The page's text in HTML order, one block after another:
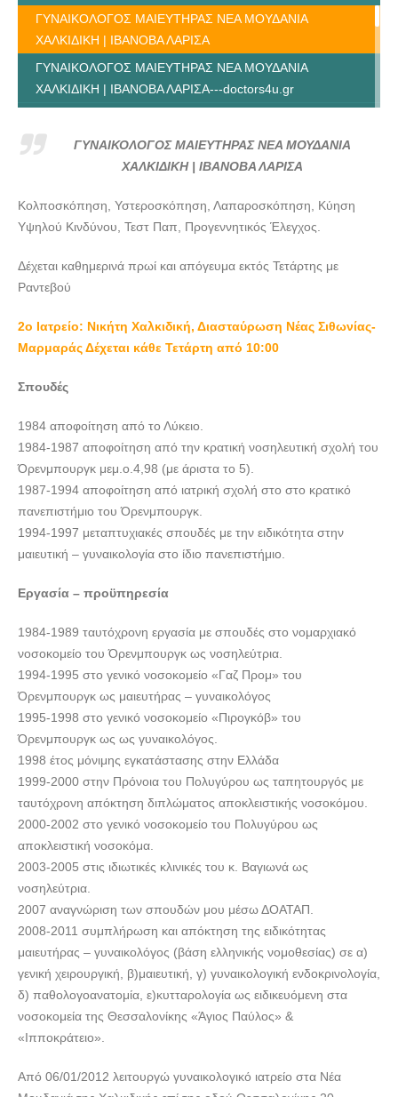
ΓΥΝΑΙΚΟΛΟΓΟΣ ΜΑΙΕΥΤΗΡΑΣ ΝΕΑ ΜΟΥΔΑΝΙΑ
ΧΑΛΚΙΔΙΚΗ | ΙΒΑΝΟΒΑ ΛΑΡΙΣΑ
ΓΥΝΑΙΚΟΛΟΓΟΣ ΜΑΙΕΥΤΗΡΑΣ ΝΕΑ ΜΟΥΔΑΝΙΑ
ΧΑΛΚΙΔΙΚΗ | ΙΒΑΝΟΒΑ ΛΑΡΙΣΑ---doctors4u.gr
ΧΑΛΚΙΔΙΚΗ | ΙΒΑΝΟΒΑ ΛΑΡΙΣΑ---doctors4u.gr
ΓΥΝΑΙΚΟΛΟΓΟΣ ΜΑΙΕΥΤΗΡΑΣ ΝΕΑ ΜΟΥΔΑΝΙΑ
ΓΥΝΑΙΚΟΛΟΓΟΣ ΜΑΙΕΥΤΗΡΑΣ ΝΕΑ ΜΟΥΔΑΝΙΑ
ΧΑΛΚΙΔΙΚΗ | ΙΒΑΝΟΒΑ ΛΑΡΙΣΑ---doctors4u.gr
ΓΥΝΑΙΚΟΛΟΓΟΣ ΜΑΙΕΥΤΗΡΑΣ ΝΕΑ ΜΟΥΔΑΝΙΑ
ΧΑΛΚΙΔΙΚΗ | ΙΒΑΝΟΒΑ ΛΑΡΙΣΑ---doctors4u.gr
ΧΑΛΚΙΔΙΚΗ | ΙΒΑΝΟΒΑ ΛΑΡΙΣΑ---doctors4u.gr
ΧΑΛΚΙΔΙΚΗ | ΙΒΑΝΟΒΑ ΛΑΡΙΣΑ---doctors4u.gr
ΧΑΛΚΙΔΙΚΗ | ΙΒΑΝΟΒΑ ΛΑΡΙΣΑ---doctors4u.gr
ΓΥΝΑΙΚΟΛΟΓΟΣ ΜΑΙΕΥΤΗΡΑΣ ΝΕΑ ΜΟΥΔΑΝΙΑ
ΧΑΛΚΙΔΙΚΗ | ΙΒΑΝΟΒΑ ΛΑΡΙΣΑ---doctors4u.gr
ΓΥΝΑΙΚΟΛΟΓΟΣ ΜΑΙΕΥΤΗΡΑΣ ΝΕΑ ΜΟΥΔΑΝΙΑ
ΧΑΛΚΙΔΙΚΗ | ΙΒΑΝΟΒΑ ΛΑΡΙΣΑ
Κολποσκόπηση, Υστεροσκόπηση, Λαπαροσκόπηση, Κύηση
Υψηλού Κινδύνου, Τεστ Παπ, Προγεννητικός Έλεγχος.
Δέχεται καθημερινά πρωί και απόγευμα εκτός Τετάρτης με
Ραντεβού
2o Ιατρείο: Νικήτη Χαλκιδική, Διασταύρωση Νέας Σιθωνίας-
Μαρμαράς Δέχεται κάθε Τετάρτη από 10:00
Σπουδές
1984 αποφοίτηση από το Λύκειο.
1984-1987 αποφοίτηση από την κρατική νοσηλευτική σχολή του
Όρενμπουργκ μεμ.ο.4,98 (με άριστα το 5).
1987-1994 αποφοίτηση από ιατρική σχολή στο στο κρατικό
πανεπιστήμιο του Όρενμπουργκ.
1994-1997 μεταπτυχιακές σπουδές με την ειδικότητα στην
μαιευτική – γυναικολογία στο ίδιο πανεπιστήμιο.
Εργασία – προϋπηρεσία
1984-1989 ταυτόχρονη εργασία με σπουδές στο νομαρχιακό
νοσοκομείο του Όρενμπουργκ ως νοσηλεύτρια.
1994-1995 στο γενικό νοσοκομείο «Γαζ Προμ» του
Όρενμπουργκ ως μαιευτήρας – γυναικολόγος
1995-1998 στο γενικό νοσοκομείο «Πιρογκόβ» του
Όρενμπουργκ ως ως γυναικολόγος.
1998 έτος μόνιμης εγκατάστασης στην Ελλάδα
1999-2000 στην Πρόνοια του Πολυγύρου ως ταπητουργός με
ταυτόχρονη απόκτηση διπλώματος αποκλειστικής νοσοκόμου.
2000-2002 στο γενικό νοσοκομείο του Πολυγύρου ως
αποκλειστική νοσοκόμα.
2003-2005 στις ιδιωτικές κλινικές του κ. Βαγιωνά ως
νοσηλεύτρια.
2007 αναγνώριση των σπουδών μου μέσω ΔΟΑΤΑΠ.
2008-2011 συμπλήρωση και απόκτηση της ειδικότητας
μαιευτήρας – γυναικολόγος (βάση ελληνικής νομοθεσίας) σε α)
γενική χειρουργική, β)μαιευτική, γ) γυναικολογική ενδοκρινολογία,
δ) παθολογοανατομία, ε)κυτταρολογία ως ειδικευόμενη στα
νοσοκομεία της Θεσσαλονίκης «Άγιος Παύλος» &
«Ιπποκράτειο».
Από 06/01/2012 λειτουργώ γυναικολογικό ιατρείο στα Νέα